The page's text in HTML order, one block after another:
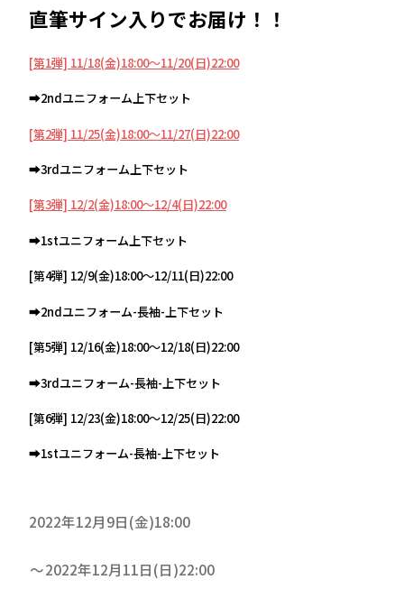
直筆サイン入りでお届け！！
[第1弾] 11/18(金)18:00～11/20(日)22:00
➡2ndユニフォーム上下セット
[第2弾] 11/25(金)18:00～11/27(日)22:00
➡3rdユニフォーム上下セット
[第3弾] 12/2(金)18:00～12/4(日)22:00
➡1stユニフォーム上下セット
[第4弾] 12/9(金)18:00～12/11(日)22:00
➡2ndユニフォーム-長袖-上下セット
[第5弾] 12/16(金)18:00～12/18(日)22:00
➡3rdユニフォーム-長袖-上下セット
[第6弾] 12/23(金)18:00～12/25(日)22:00
➡1stユニフォーム-長袖-上下セット
2022年12月9日(金)18:00
2022年12月11日(日)22:00